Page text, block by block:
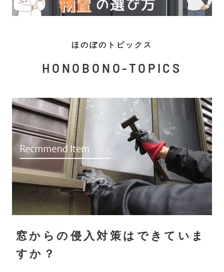
ほのぼのトピックス
HONOBONO-TOPICS
窓からの侵入対策はできていま
すか？